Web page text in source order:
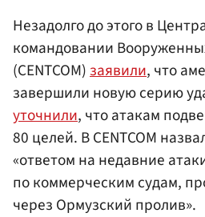
Незадолго до этого в
командовании
(CENTCOM)заявили, что
завершили новую серию
уточнили, что атакам
80 целей. В CENTCOM
«ответом на недавние
по коммерческим судам,
через Ормузский пролив».